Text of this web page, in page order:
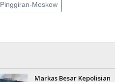
Pinggiran-Moskow
Markas Besar Kepolisian